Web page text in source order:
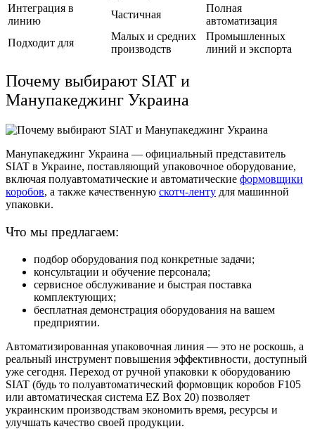
Интеграция в
линию
Частичная
Полная
автоматизация
Подходит для
Малых и средних
производств
Промышленных
линий и экспорта
Почему выбирают SIAT и
Манупакеджинг Украина
Манупакеджинг Украина — официальный представитель
SIAT в Украине, поставляющий упаковочное оборудование,
включая полуавтоматические и автоматические формовщики
коробов, а также качественную скотч-ленту для машинной
упаковки.
Что мы предлагаем:
подбор оборудования под конкретные задачи;
консультации и обучение персонала;
сервисное обслуживание и быстрая поставка
комплектующих;
бесплатная демонстрация оборудования на вашем
предприятии.
Автоматизированная упаковочная линия — это не роскошь, а
реальный инструмент повышения эффективности, доступный
уже сегодня. Переход от ручной упаковки к оборудованию
SIAT (будь то полуавтоматический формовщик коробов F105
или автоматическая система EZ Box 20) позволяет
украинским производствам экономить время, ресурсы и
улучшать качество своей продукции.